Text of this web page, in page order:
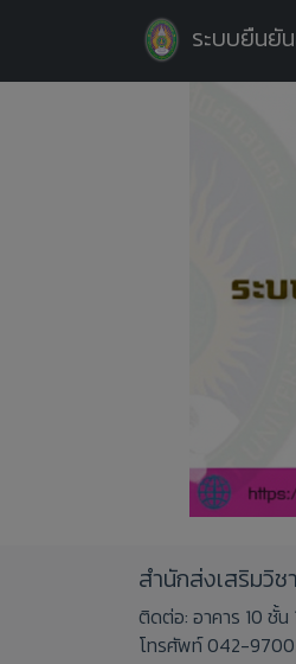
ระบบยืนยั
สำนักส่งเสริมวิ
ติดต่อ: อาคาร 10 ชั้
โทรศัพท์ 042-